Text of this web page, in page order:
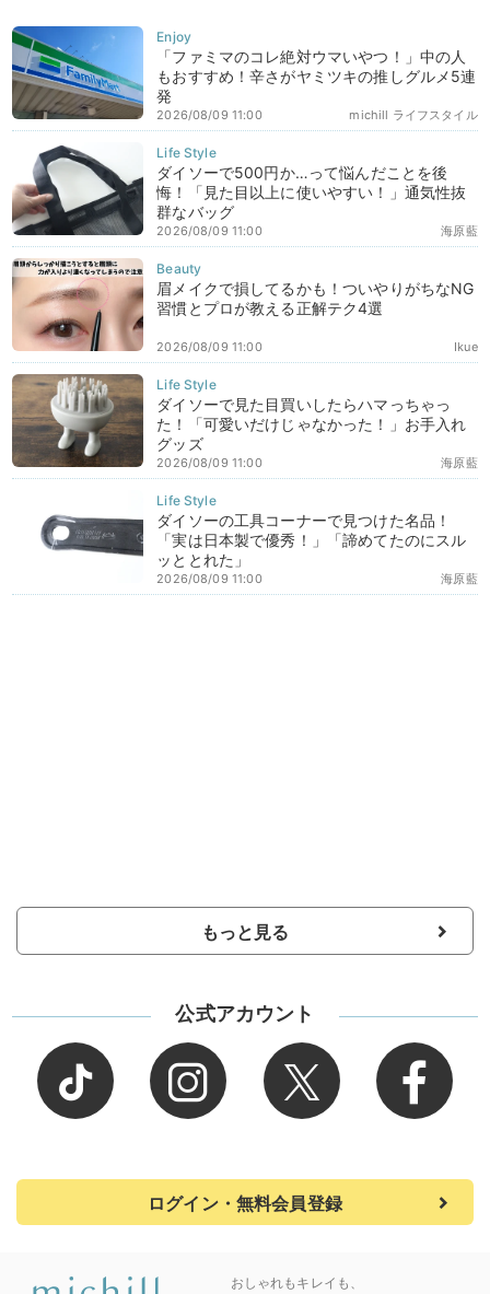
「ファミマのコレ絶対ウマいやつ！」中の人
もおすすめ！辛さがヤミツキの推しグルメ5連
発
michill ライフスタイル
2026/08/09 11:00
ダイソーで500円か…って悩んだことを後
悔！「見た目以上に使いやすい！」通気性抜
群なバッグ
海原藍
2026/08/09 11:00
眉メイクで損してるかも！ついやりがちなNG
習慣とプロが教える正解テク4選
Ikue
2026/08/09 11:00
ダイソーで見た目買いしたらハマっちゃっ
た！「可愛いだけじゃなかった！」お手入れ
グッズ
海原藍
2026/08/09 11:00
ダイソーの工具コーナーで見つけた名品！
「実は日本製で優秀！」「諦めてたのにスル
ッととれた」
海原藍
2026/08/09 11:00
もっと見る
公式アカウント
ログイン・無料会員登録
おしゃれもキレイも、